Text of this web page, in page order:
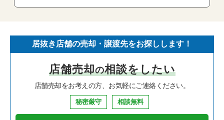
居抜き店舗の売却・譲渡先をお探しします！
店舗売却の相談をしたい
店舗売却をお考えの方、お気軽にご連絡ください。
秘密厳守 相談無料